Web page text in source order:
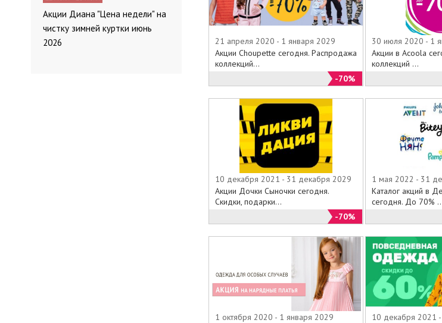
21 апреля 2020 - 1 января 2029
Акции Choupette сегодня. Распродажа
коллекций...
-70%
30 июля 2020 - 1
Акции в Acoola
коллекций ...
10 декабря 2021 - 31 декабря 2029
Акции Дочки Сыночки сегодня.
Скидки, подарки...
-70%
1 мая 2022 - 31
Каталог акций в
сегодня. До 70%
1 октября 2020 - 1 января 2029
10 декабря 2021
Акции Диана "Цена недели" на
чистку зимней куртки июнь
2026